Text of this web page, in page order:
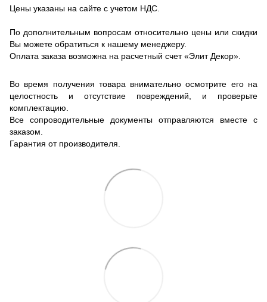
Цены указаны на сайте с учетом НДС.
По дополнительным вопросам относительно цены или скидки
Вы можете обратиться к нашему менеджеру.
Оплата заказа возможна на расчетный счет «Элит Декор».
Во время получения товара внимательно осмотрите его на
целостность и отсутствие повреждений, и проверьте
комплектацию.
Все сопроводительные документы отправляются вместе с
заказом.
Гарантия от производителя.